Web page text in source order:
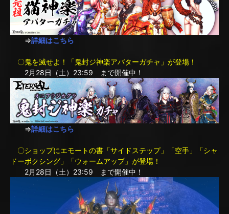
⇒詳細はこちら
〇鬼を滅せよ！「鬼封ジ神楽アバターガチャ」が登場！
2月28日（土）23:59 まで開催中！
⇒詳細はこちら
〇ショップにエモートの書「サイドステップ」「空手」「シャ
ドーボクシング」「ウォームアップ」が登場！
2月28日（土）23:59 まで開催中！